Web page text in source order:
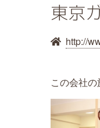
東京
http://
この会社